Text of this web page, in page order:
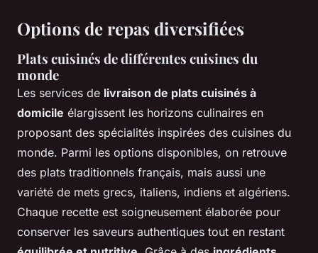
Options de repas diversifiées
Plats cuisinés de différentes cuisines du
monde
Les services de livraison de plats cuisinés à
domicile élargissent les horizons culinaires en
proposant des spécialités inspirées des cuisines du
monde. Parmi les options disponibles, on retrouve
des plats traditionnels français, mais aussi une
variété de mets grecs, italiens, indiens et algériens.
Chaque recette est soigneusement élaborée pour
conserver les saveurs authentiques tout en restant